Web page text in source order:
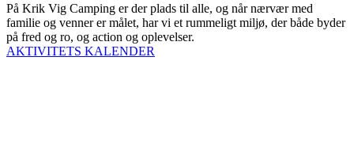
På Krik Vig Camping er der plads til alle, og når nærvær med
familie og venner er målet, har vi et rummeligt miljø, der både byder
på fred og ro, og action og oplevelser.
AKTIVITETS KALENDER